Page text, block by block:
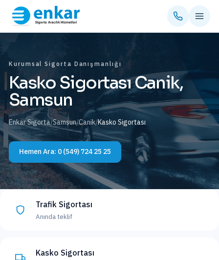
Kurumsal Sigorta Danışmanlığı
Kasko Sigortası Canik,
Samsun
Enkar Sigorta/Samsun/Canik/Kasko Sigortası
Hemen Ara: 0 (549) 724 25 25
Trafik Sigortası
Anında teklif
Kasko Sigortası